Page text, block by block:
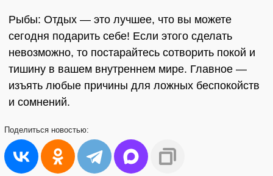
Рыбы: Отдых — это лучшее, что вы можете
сегодня подарить себе! Если этого сделать
невозможно, то постарайтесь сотворить покой и
тишину в вашем внутреннем мире. Главное —
изъять любые причины для ложных беспокойств
и сомнений.
Поделиться новостью: